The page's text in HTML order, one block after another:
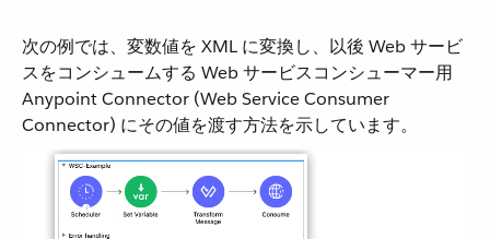
次の例では、変数値を XML に変換し、以後 Web サービ
スをコンシュームする Web サービスコンシューマー用
Anypoint Connector (Web Service Consumer
Connector) にその値を渡す方法を示しています。